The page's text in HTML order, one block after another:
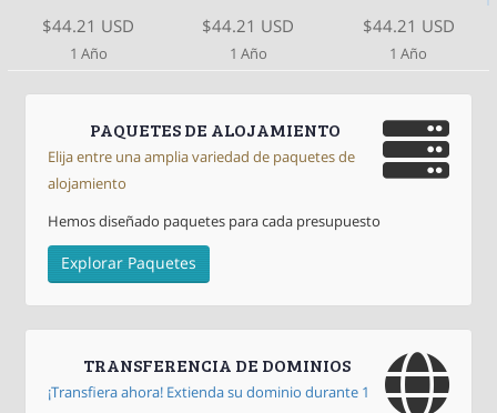
$44.21 USD
1 Año
$44.21 USD
1 Año
$44.21 USD
1 Año
PAQUETES DE ALOJAMIENTO
Elija entre una amplia variedad de paquetes de
alojamiento
Hemos diseñado paquetes para cada presupuesto
Explorar Paquetes
TRANSFERENCIA DE DOMINIOS
¡Transfiera ahora! Extienda su dominio durante 1